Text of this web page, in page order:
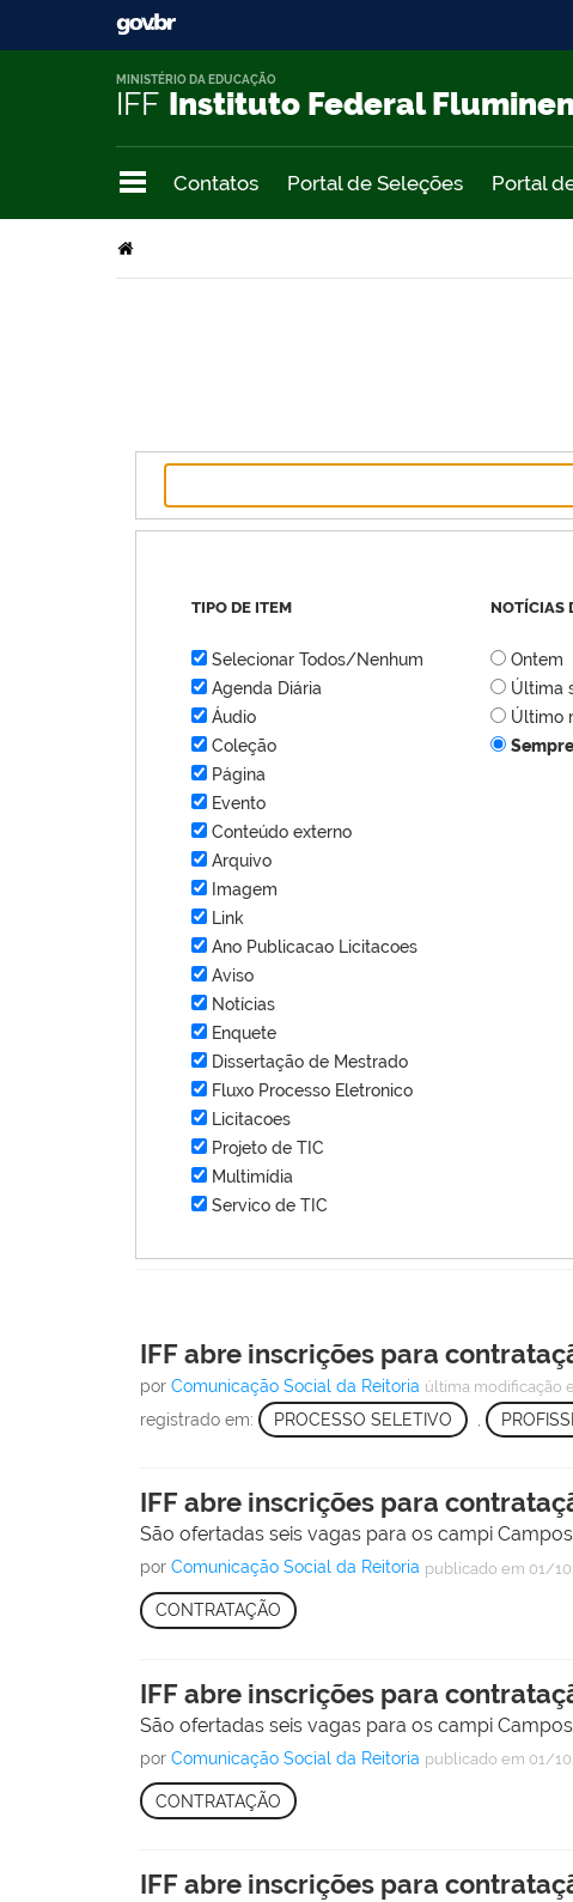
IFF Instituto Federal
MINISTÉRIO DA EDUCAÇÃO
Contatos Portal de Seleções Portal
TIPO DE ITEM
Selecionar Todos/Nenhum
Agenda Diária
Áudio
Coleção
Página
Evento
Conteúdo externo
Arquivo
Imagem
Link
Ano Publicacao Licitacoes
Aviso
Notícias
Enquete
Dissertação de Mestrado
Fluxo Processo Eletronico
Licitacoes
Projeto de TIC
Multimídia
Servico de TIC
NOTÍCIAS
Ontem
Última
Último
IFF abre inscrições para
porComunicação Social da Reitoria última modificação
registrado em: PROCESSO SELETIVO
IFF abre inscrições para
São ofertadas seis vagas para os campi
porComunicação Social da Reitoria publicado em 01/
CONTRATAÇÃO
IFF abre inscrições para
São ofertadas seis vagas para os campi
porComunicação Social da Reitoria publicado em 01/
CONTRATAÇÃO
IFF abre inscrições para